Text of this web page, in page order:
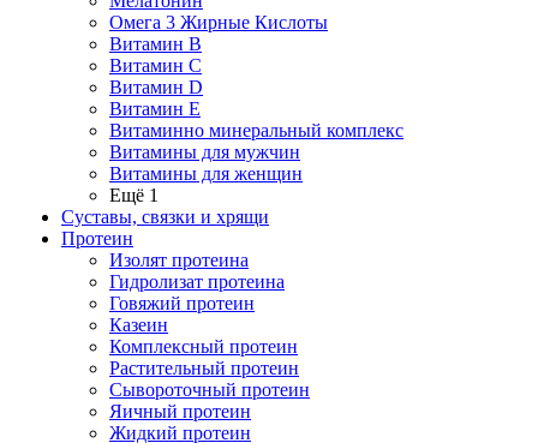
Омега 3 Жирные Кислоты
Витамин B
Витамин C
Витамин D
Витамин E
Витаминно минеральный комплекс
Витамины для мужчин
Витамины для женщин
Ещё 1
Суставы, связки и хрящи
Протеин
Изолят протеина
Гидролизат протеина
Говяжий протеин
Казеин
Комплексный протеин
Растительный протеин
Сывороточный протеин
Яичный протеин
Жидкий протеин